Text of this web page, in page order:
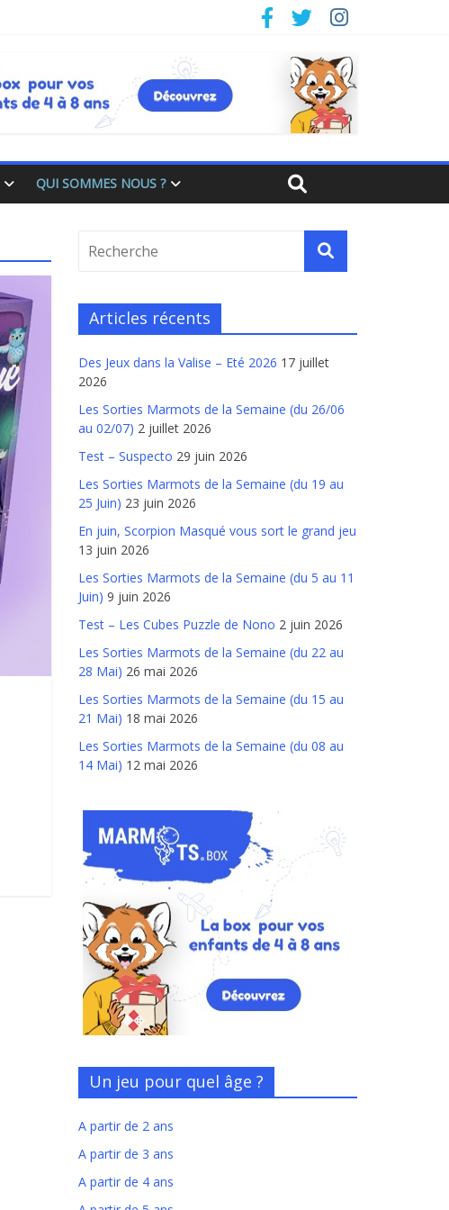
QUI SOMMES NOUS ?
Articles récents
Des Jeux dans la Valise – Eté 2026 17 juillet
2026
Les Sorties Marmots de la Semaine (du 26/06
au 02/07) 2 juillet 2026
Test – Suspecto 29 juin 2026
Les Sorties Marmots de la Semaine (du 19 au
25 Juin) 23 juin 2026
En juin, Scorpion Masqué vous sort le grand jeu
13 juin 2026
Les Sorties Marmots de la Semaine (du 5 au 11
Juin) 9 juin 2026
Test – Les Cubes Puzzle de Nono 2 juin 2026
Les Sorties Marmots de la Semaine (du 22 au
28 Mai) 26 mai 2026
Les Sorties Marmots de la Semaine (du 15 au
21 Mai) 18 mai 2026
Les Sorties Marmots de la Semaine (du 08 au
14 Mai) 12 mai 2026
Un jeu pour quel âge ?
A partir de 2 ans
A partir de 3 ans
A partir de 4 ans